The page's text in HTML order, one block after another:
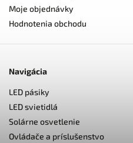
Moje objednávky
Hodnotenia obchodu
Navigácia
LED pásiky
LED svietidlá
Solárne osvetlenie
Ovládače a príslušenstvo